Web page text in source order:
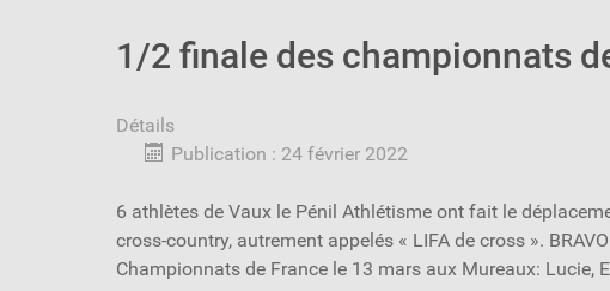
1/2 finale des championnats
Détails
Publication : 24 février 2022
6 athlètes de Vaux le Pénil Athlétisme ont fait le
cross-country, autrement appelés « LIFA de cross ».
Championnats de France le 13 mars aux Mureaux: Lucie,